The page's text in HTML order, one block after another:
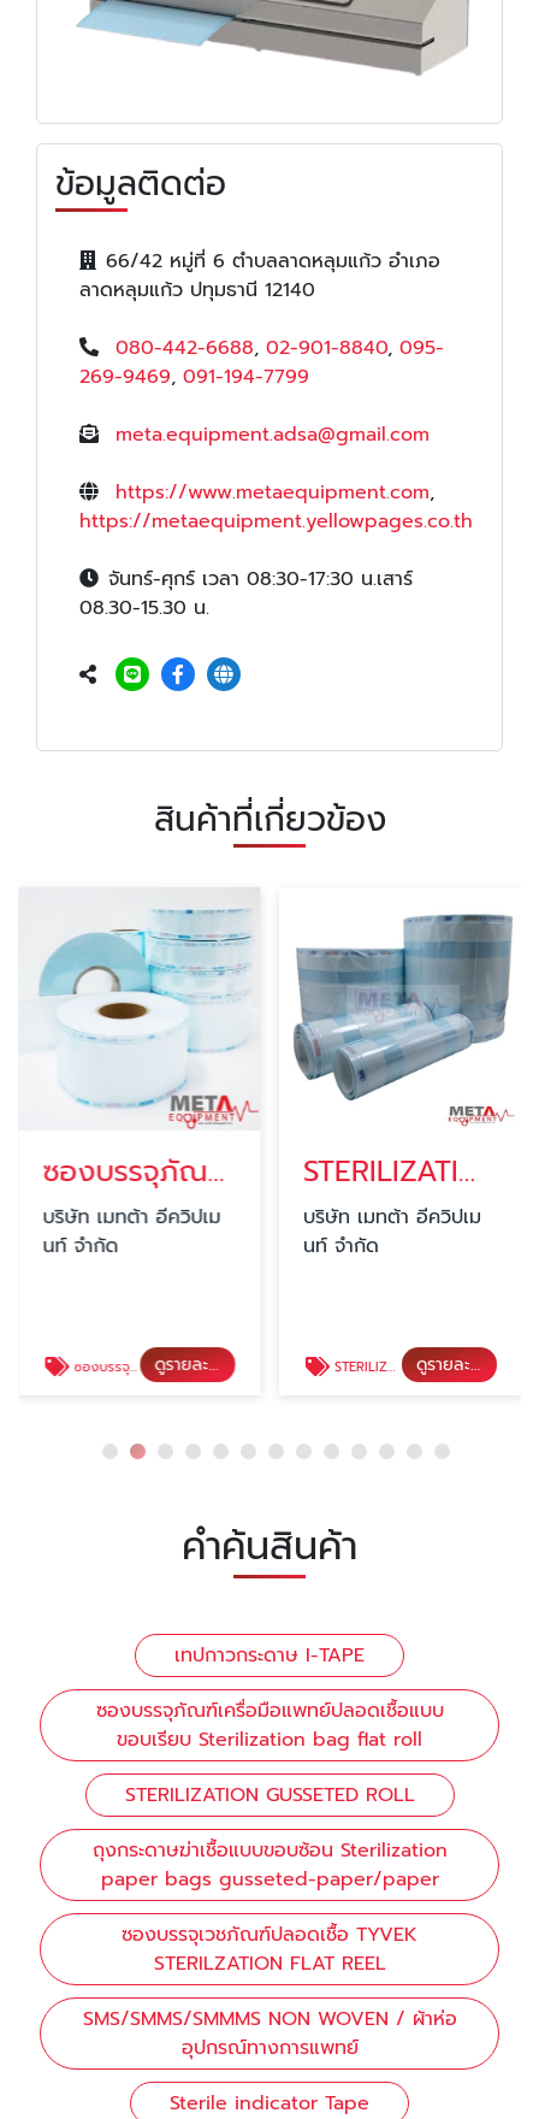
ข้อมูลติดต่อ
66/42 หมู่ที่ 6 ตำบลลาดหลุมแก้ว อำเภอ
ลาดหลุมแก้ว ปทุมธานี 12140
080-442-6688, 02-901-8840, 095-
269-9469, 091-194-7799
meta.equipment.adsa@gmail.com
https://www.metaequipment.com,
https://metaequipment.yellowpages.co.th
จันทร์-ศุกร์ เวลา 08:30-17:30 น.เสาร์
08.30-15.30 น.
สินค้าที่เกี่ยวข้อง
ซองบรรจุภัณฑ์เครื่อมือแพทย์ปลอดเชื้อแบบขอบเรียบ Sterilization bag flat roll
บริษัท เมทต้า อีควิปเม
นท์ จำกัด
ซองบรรจุภัณฑ์เครื่อมือแพทย์ปลอดเชื้อแบบขอบเรียบ Sterilization bag flat roll ดูรายละเอียด
STERILIZATION GUSSETED ROLL
บริษัท เมทต้า อีควิปเม
นท์ จำกัด
STERILIZATION GUSSETED ROLL ดูรายละเอียด
คำค้นสินค้า
เทปกาวกระดาษ I-TAPE
ซองบรรจุภัณฑ์เครื่อมือแพทย์ปลอดเชื้อแบบ
ขอบเรียบ Sterilization bag flat roll
STERILIZATION GUSSETED ROLL
ถุงกระดาษฆ่าเชื้อแบบขอบซ้อน Sterilization
paper bags gusseted-paper/paper
ซองบรรจุเวชภัณฑ์ปลอดเชื้อ TYVEK
STERILZATION FLAT REEL
SMS/SMMS/SMMMS NON WOVEN / ผ้าห่อ
อุปกรณ์ทางการแพทย์
Sterile indicator Tape